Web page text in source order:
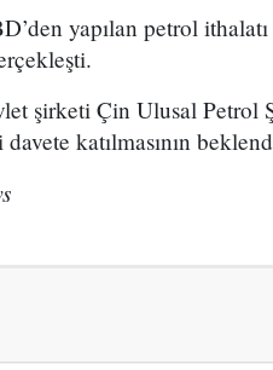
yapılan petrol
şirketi Çin Ulusal Petrol
katılmasının